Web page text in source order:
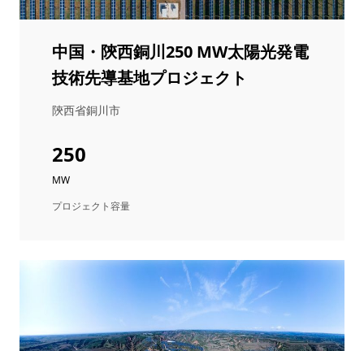
中国・陝西銅川250 MW太陽光発電
技術先導基地プロジェクト
陝西省銅川市
250
MW
プロジェクト容量